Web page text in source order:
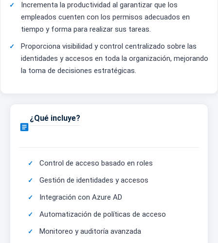
Incrementa la productividad al garantizar que los
empleados cuenten con los permisos adecuados en
tiempo y forma para realizar sus tareas.
Proporciona visibilidad y control centralizado sobre las
identidades y accesos en toda la organización, mejorando
la toma de decisiones estratégicas.

¿Qué incluye?
Control de acceso basado en roles
Gestión de identidades y accesos
Integración con Azure AD
Automatización de políticas de acceso
Monitoreo y auditoría avanzada